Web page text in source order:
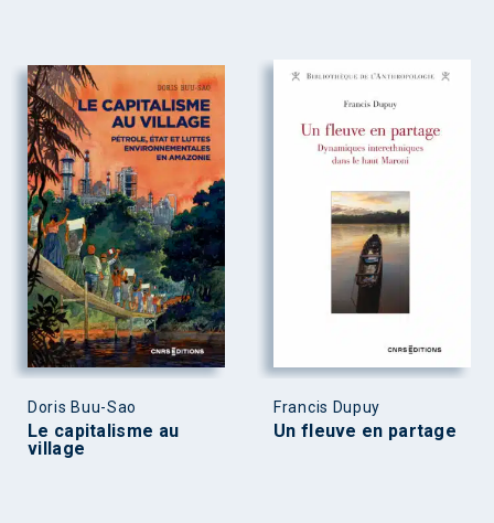
Doris Buu-Sao
Le capitalisme au
village
Francis Dupuy
Un fleuve en partage